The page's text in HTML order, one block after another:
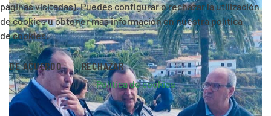
páginas visitadas). Puedes configurar o rechazar la utilización
de cookies u obtener más información en nuestra política
de cookies.
DE ACUERDO RECHAZAR
Política de cookies